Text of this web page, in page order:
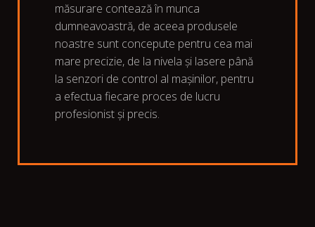
măsurare contează în munca
dumneavoastră, de aceea produsele
noastre sunt concepute pentru cea mai
mare precizie, de la nivela și lasere până
la senzori de control al mașinilor, pentru
a efectua fiecare proces de lucru
profesionist și precis.